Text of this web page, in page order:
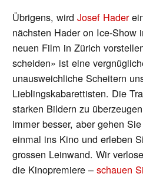
Übrigens, wirdJosef Hader
nächsten Hader on Ice-Show
neuen Film in Zürich
scheiden» ist eine
unausweichliche Scheitern
Lieblingskabarettisten. Die
starken Bildern zu
immer besser, aber gehen
einmal ins Kino und erleben
grossen Leinwand. Wir
die Kinopremiere –schauen